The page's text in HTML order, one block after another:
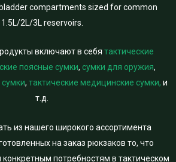
compartments sized for common
1.5L/2L/3L reservoirs.
включают в себя тактические
поясные сумки, сумки для оружия,
, тактические медицинские сумки, и
т.д.
из нашего широкого ассортимента
на заказ рюкзаков то, что
потребностям в тактическом